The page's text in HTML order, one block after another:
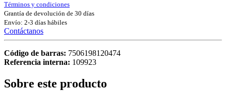
Términos y condiciones
Grantía de devolución de 30 días
Envío: 2-3 días hábiles
Contáctanos
Código de barras: 7506198120474
Referencia interna: 109923
Sobre este producto